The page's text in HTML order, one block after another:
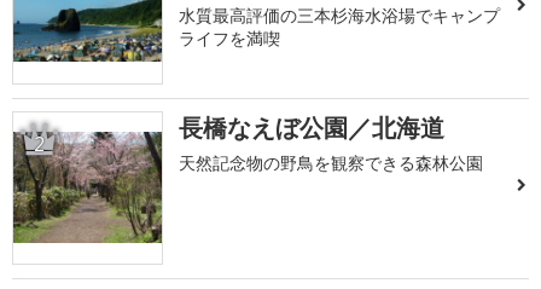
水質最高評価の三本杉海水浴場でキャンプ
ライフを満喫
2 長橋なえぼ公園／北海道
天然記念物の野鳥を観察できる森林公園